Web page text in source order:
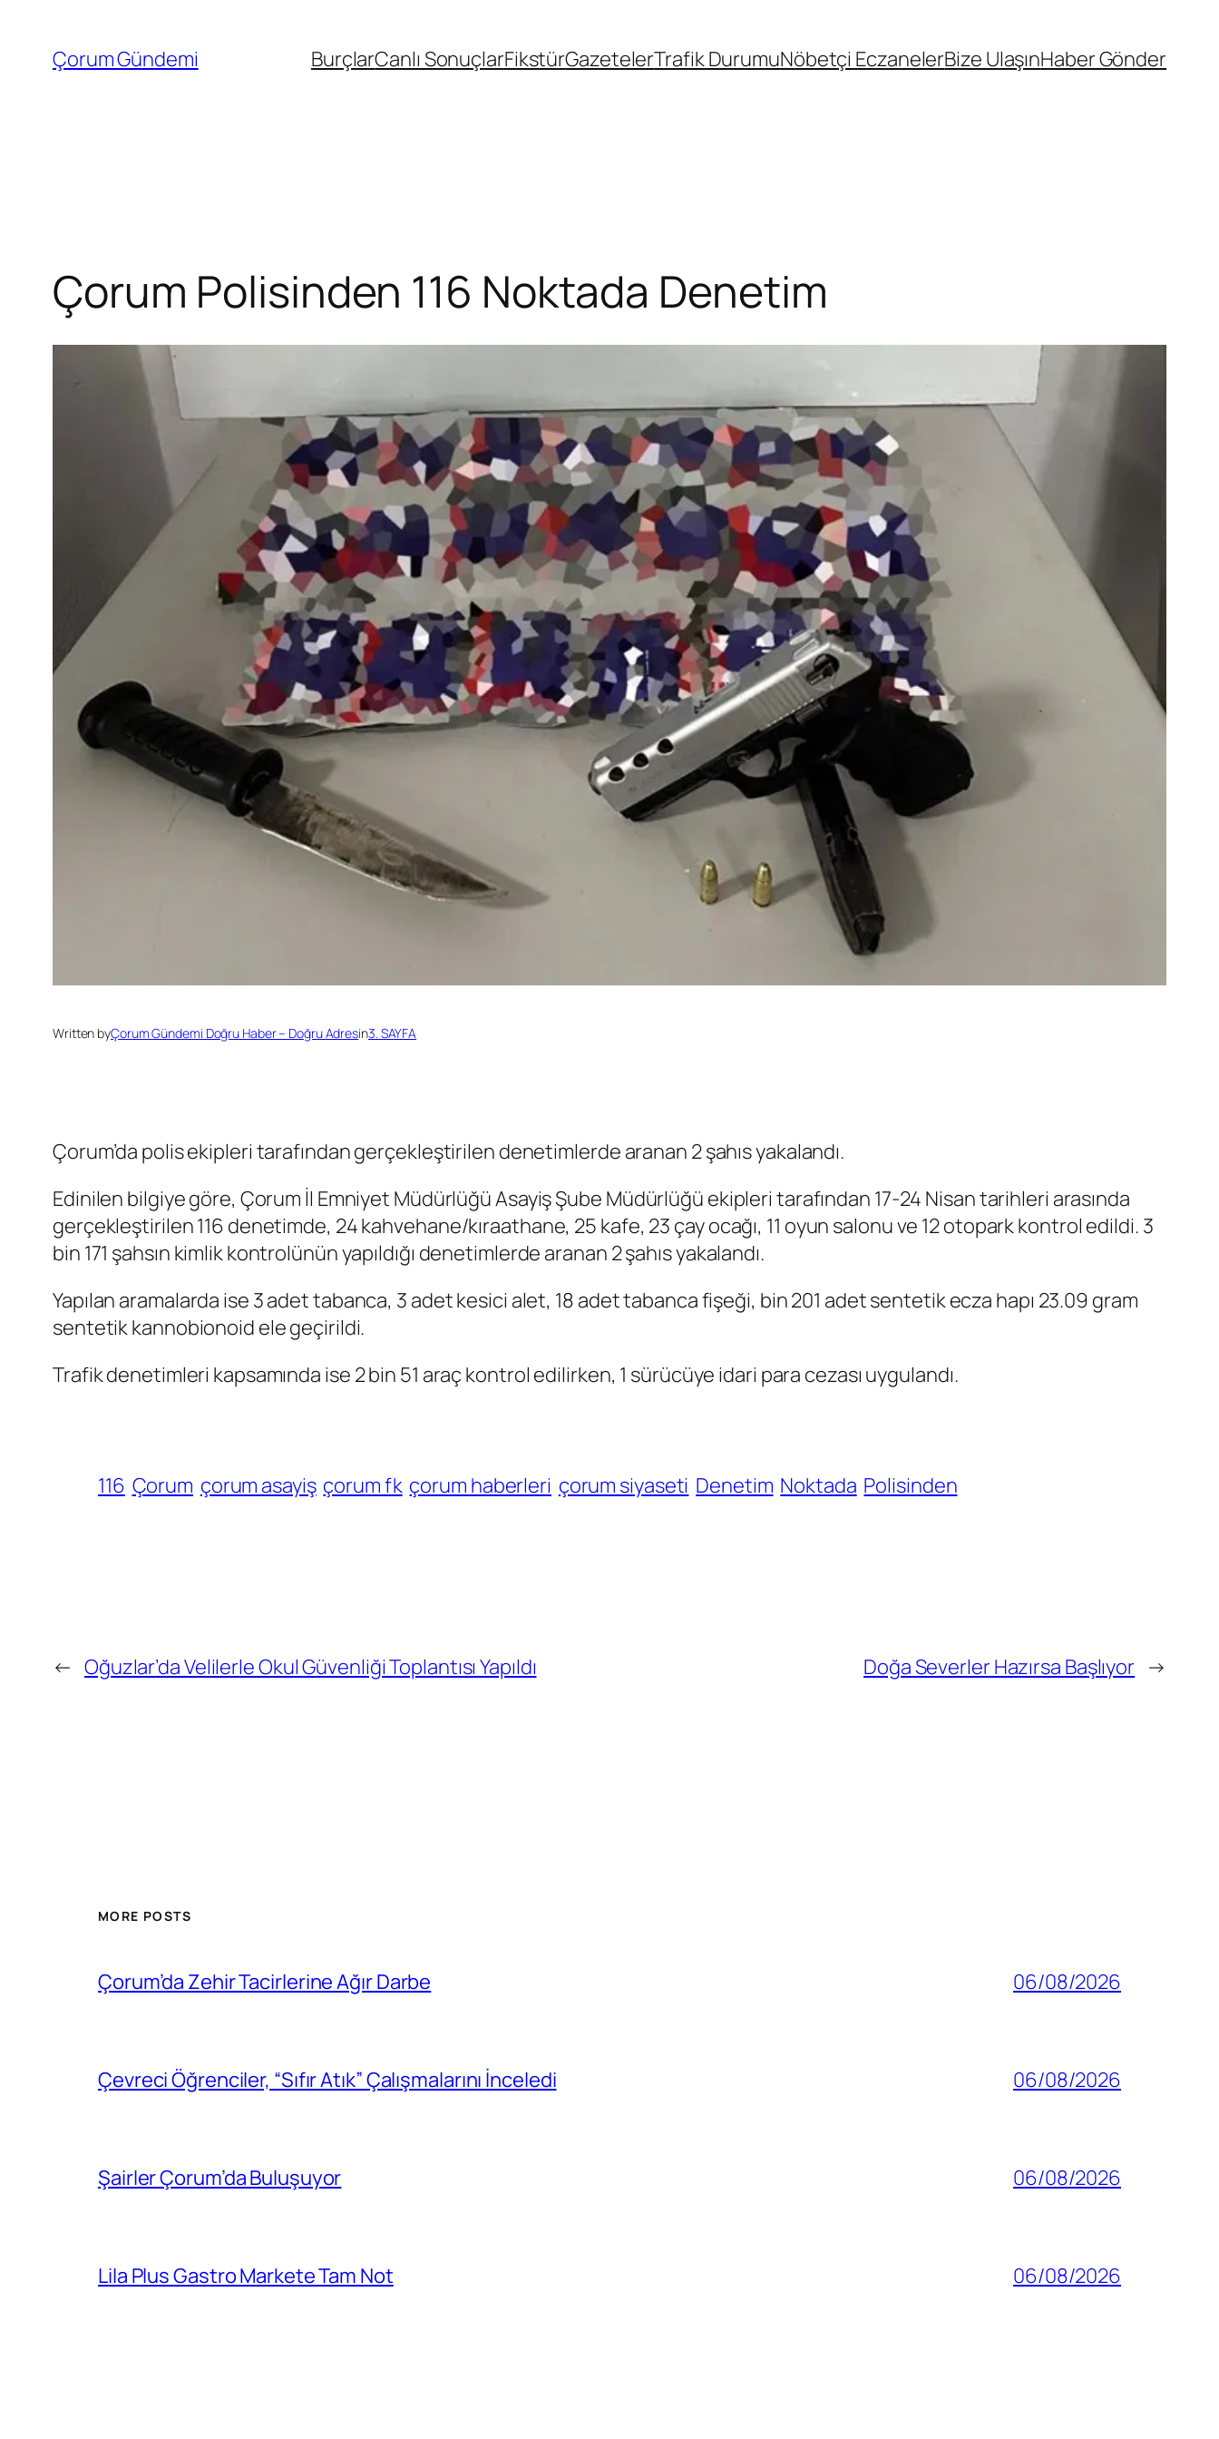
Çorum Gündemi BurçlarCanlı SonuçlarFikstürGazetelerTrafik DurumuNöbetçi EczanelerBize UlaşınHaber Gönder
Çorum Polisinden 116 Noktada Denetim
Written byÇorum Gündemi Doğru Haber – Doğru Adresin3. SAYFA
Çorum’da polis ekipleri tarafından gerçekleştirilen denetimlerde aranan 2 şahıs yakalandı.
Edinilen bilgiye göre, Çorum İl Emniyet Müdürlüğü Asayiş Şube Müdürlüğü ekipleri tarafından 17-24 Nisan tarihleri arasında
gerçekleştirilen 116 denetimde, 24 kahvehane/kıraathane, 25 kafe, 23 çay ocağı, 11 oyun salonu ve 12 otopark kontrol edildi. 3
bin 171 şahsın kimlik kontrolünün yapıldığı denetimlerde aranan 2 şahıs yakalandı.
Yapılan aramalarda ise 3 adet tabanca, 3 adet kesici alet, 18 adet tabanca fişeği, bin 201 adet sentetik ecza hapı 23.09 gram
sentetik kannobionoid ele geçirildi.
Trafik denetimleri kapsamında ise 2 bin 51 araç kontrol edilirken, 1 sürücüye idari para cezası uygulandı.
116 Çorum çorum asayiş çorum fk çorum haberleri çorum siyaseti Denetim Noktada Polisinden
← Oğuzlar’da Velilerle Okul Güvenliği Toplantısı Yapıldı Doğa Severler Hazırsa Başlıyor →
MORE POSTS
Çorum’da Zehir Tacirlerine Ağır Darbe 06/08/2026
Çevreci Öğrenciler, “Sıfır Atık” Çalışmalarını İnceledi 06/08/2026
Şairler Çorum’da Buluşuyor 06/08/2026
Lila Plus Gastro Markete Tam Not 06/08/2026